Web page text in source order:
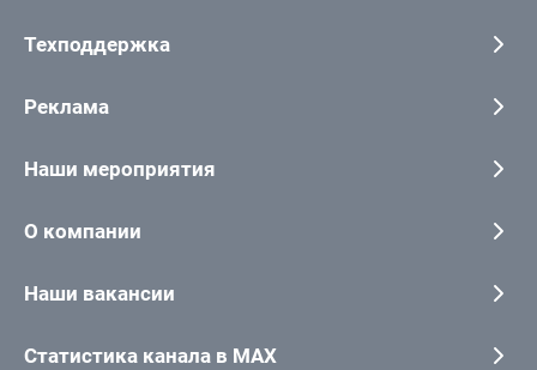
Техподдержка
Реклама
Наши мероприятия
О компании
Наши вакансии
Статистика канала в MAX